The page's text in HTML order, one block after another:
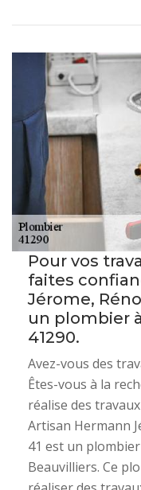
Pour vos
faites
Jérome,
un plombier
41290.
Avez-vous des
Êtes-vous à la
réalise des
Artisan Hermann
41 est un
Beauvilliers. Ce